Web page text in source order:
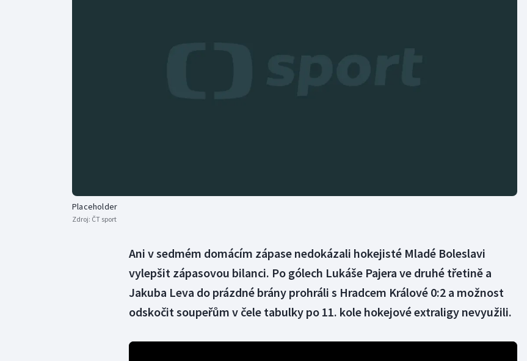
Placeholder
Zdroj: ČT sport
Ani v sedmém domácím zápase nedokázali hokejisté Mladé Boleslavi
vylepšit zápasovou bilanci. Po gólech Lukáše Pajera ve druhé třetině a
Jakuba Leva do prázdné brány prohráli s Hradcem Králové 0:2 a možnost
odskočit soupeřům v čele tabulky po 11. kole hokejové extraligy nevyužili.